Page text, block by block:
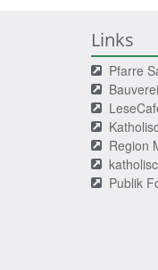
Links
Pfarre
Region
Publik